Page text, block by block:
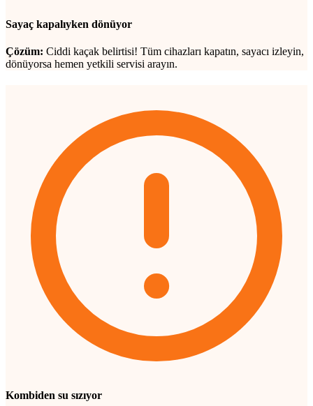
Sayaç kapalıyken dönüyor
Çözüm: Ciddi kaçak belirtisi! Tüm cihazları kapatın, sayacı izleyin,
dönüyorsa hemen yetkili servisi arayın.
Kombiden su sızıyor